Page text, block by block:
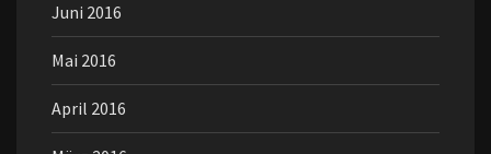
Juni 2016
Mai 2016
April 2016